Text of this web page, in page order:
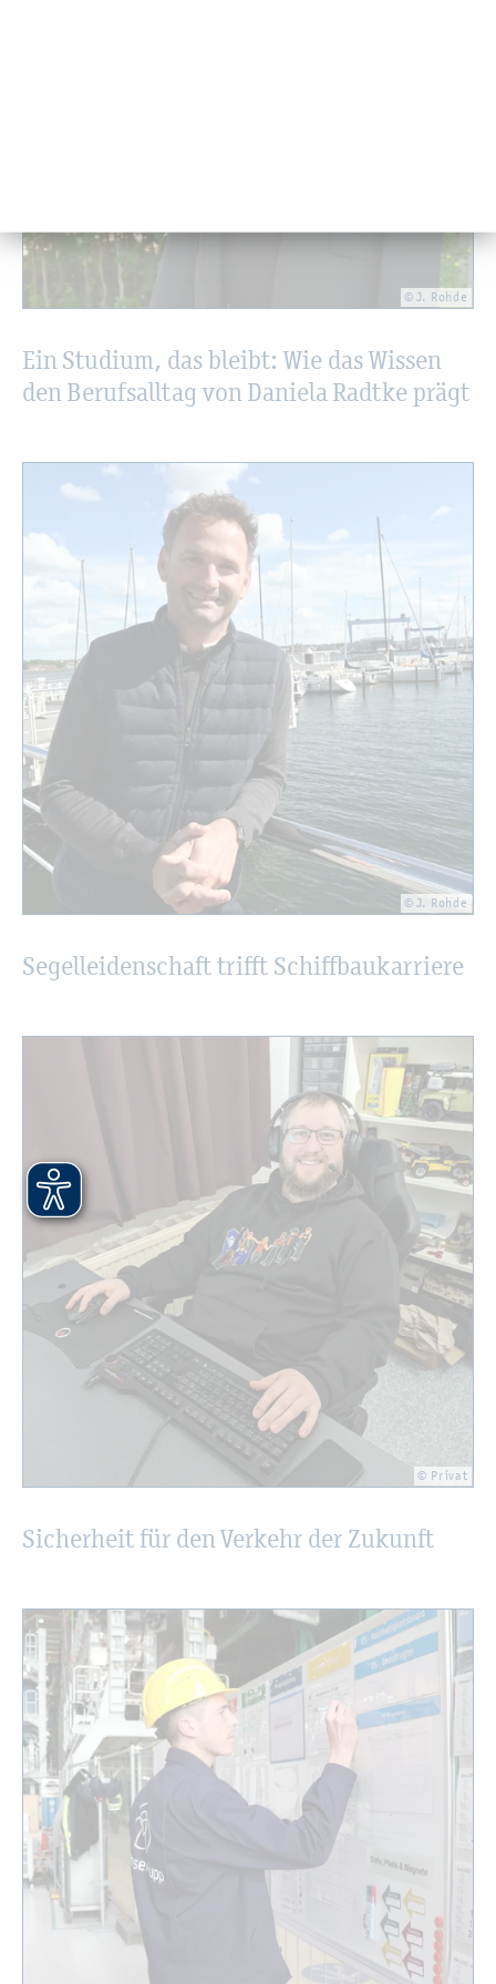
© J. Rohde
Ein Stu­di­um, das bleibt: Wie das Wis­sen
den Be­rufs­all­tag von Da­nie­la Rad­tke prägt
© J. Rohde
Se­gel­lei­den­schaft trifft Schiff­bau­kar­rie­re
© Pri­vat
Si­cher­heit für den Ver­kehr der Zu­kunft